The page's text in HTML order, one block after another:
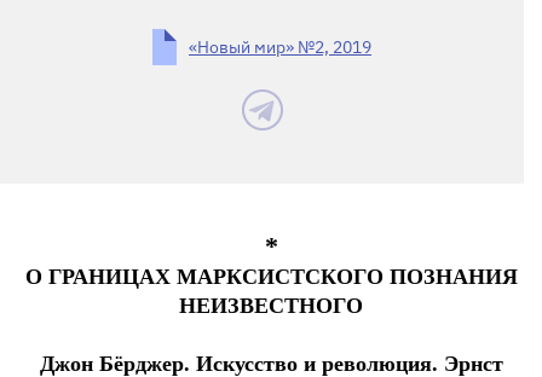
«Новый мир» №2, 2019
*
О ГРАНИЦАХ МАРКСИСТСКОГО ПОЗНАНИЯ
НЕИЗВЕСТНОГО
Джон Бёрджер. Искусство и революция. Эрнст